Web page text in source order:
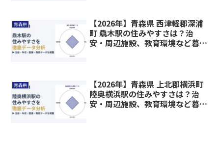
青森県
【2026年】青森県 西津軽郡深浦
町 驫木駅の住みやすさは？治
安・周辺施設、教育環境など暮ら
青森県
【2026年】青森県 上北郡横浜町
陸奥横浜駅の住みやすさは？治
安・周辺施設、教育環境など暮ら